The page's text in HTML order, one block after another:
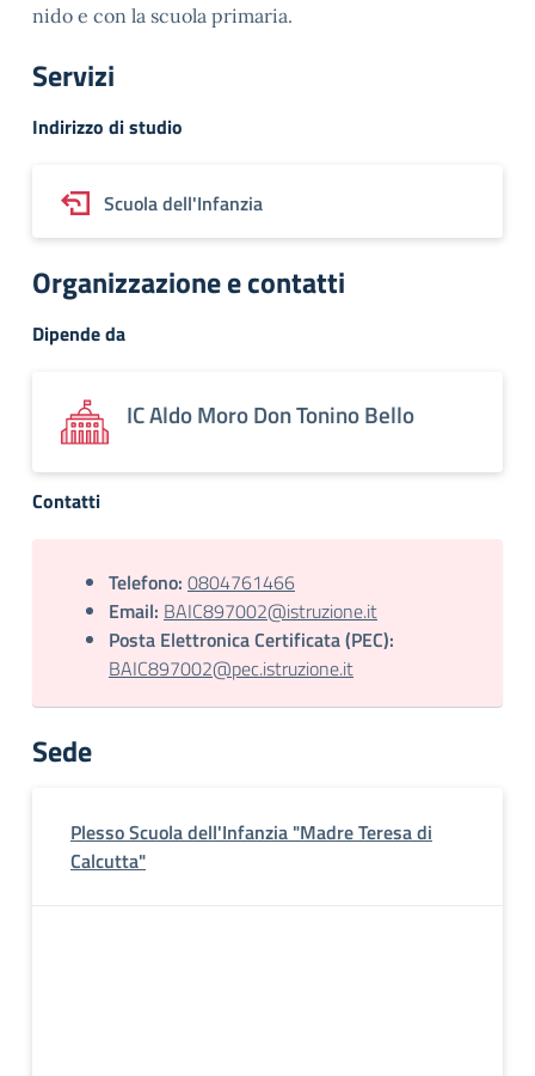
nido e con la scuola primaria.
Servizi
Indirizzo di studio
Scuola dell'Infanzia
Organizzazione e contatti
Dipende da
IC Aldo Moro Don Tonino Bello
Contatti
Telefono: 0804761466
Email: BAIC897002@istruzione.it
Posta Elettronica Certificata (PEC):
BAIC897002@pec.istruzione.it
Sede
Plesso Scuola dell'Infanzia "Madre Teresa di
Calcutta"